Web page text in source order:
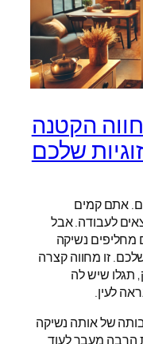
הקטנה
שלכם
אתם קמים
לעבודה. אבל
נשיקה
זו מחווה קצרה
תגלו שיש לה
לעין.
של אותה נשיקה
הרבה מעבר לעוד